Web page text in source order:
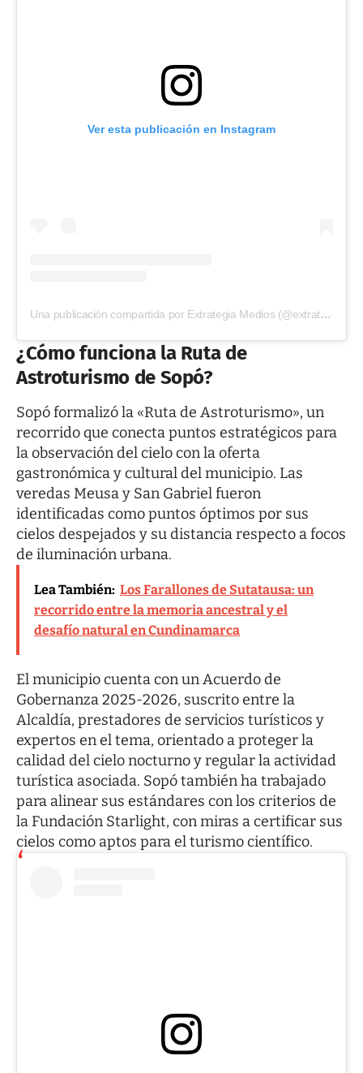
Ver esta publicación en Instagram
Una publicación compartida por Extrategia Medios (@extrategiamedios)
¿Cómo funciona la Ruta de
Astroturismo de Sopó?
Sopó formalizó la «Ruta de Astroturismo», un
recorrido que conecta puntos estratégicos para
la observación del cielo con la oferta
gastronómica y cultural del municipio. Las
veredas Meusa y San Gabriel fueron
identificadas como puntos óptimos por sus
cielos despejados y su distancia respecto a focos
de iluminación urbana.
Lea También: Los Farallones de Sutatausa: un
recorrido entre la memoria ancestral y el
desafío natural en Cundinamarca
El municipio cuenta con un Acuerdo de
Gobernanza 2025-2026, suscrito entre la
Alcaldía, prestadores de servicios turísticos y
expertos en el tema, orientado a proteger la
calidad del cielo nocturno y regular la actividad
turística asociada. Sopó también ha trabajado
para alinear sus estándares con los criterios de
la Fundación Starlight, con miras a certificar sus
cielos como aptos para el turismo científico.